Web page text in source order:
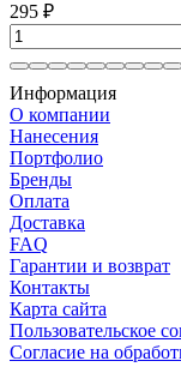
295 ₽
Информация
О компании
Нанесения
Портфолио
Бренды
Оплата
Доставка
FAQ
Гарантии и возврат
Контакты
Карта сайта
Пользовательское
Согласие на